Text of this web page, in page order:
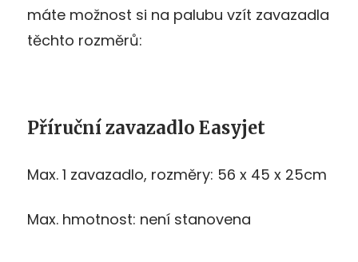
máte možnost si na palubu vzít zavazadla
těchto rozměrů:
Příruční zavazadlo Easyjet
Max. 1 zavazadlo, rozměry: 56 x 45 x 25cm
Max. hmotnost: není stanovena